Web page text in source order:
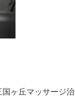
ヶ丘マッサージ治